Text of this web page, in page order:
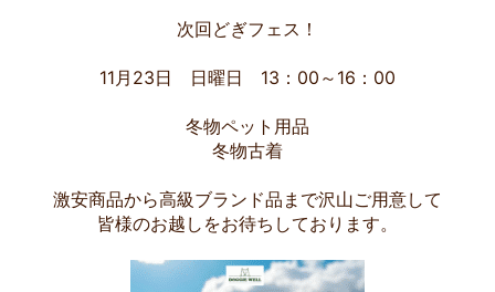
次回どぎフェス！
11月23日 日曜日 13：00～16：00
冬物ペット用品
冬物古着
激安商品から高級ブランド品まで沢山ご用意して
皆様のお越しをお待ちしております。